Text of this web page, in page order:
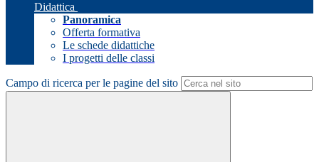
Didattica
Panoramica
Offerta formativa
Le schede didattiche
I progetti delle classi
Campo di ricerca per le pagine del sito